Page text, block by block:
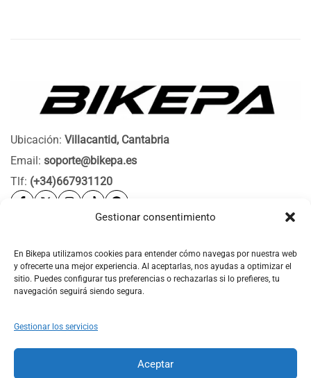
Gestionar consentimiento
En Bikepa utilizamos cookies para entender cómo navegas por nuestra web
y ofrecerte una mejor experiencia. Al aceptarlas, nos ayudas a optimizar el
sitio. Puedes configurar tus preferencias o rechazarlas si lo prefieres, tu
navegación seguirá siendo segura.
Gestionar los servicios
Aceptar
Ubicación: Villacantid, Cantabria
Email: soporte@bikepa.es
Tlf: (+34)667931120
Bikepa
Newsletter Bikepa
© 2026 Bikepa. Todos los derechos reservados.